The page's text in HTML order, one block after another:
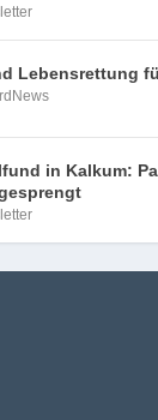
Lebensrettung
in Kalkum: